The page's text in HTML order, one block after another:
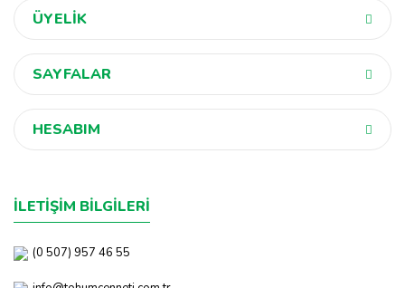
ÜYELİK
SAYFALAR
HESABIM
İLETİŞİM BİLGİLERİ
(0 507) 957 46 55